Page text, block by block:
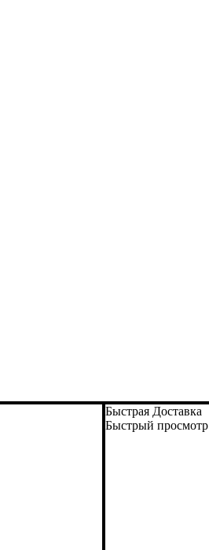
Быстрая Доставка
Быстрый просмотр